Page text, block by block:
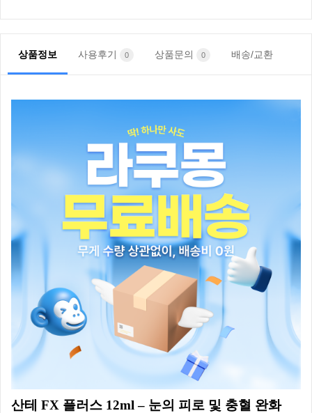
상품정보 사용후기 0 상품문의 0 배송/교환
산테 FX 플러스 12ml – 눈의 피로 및 충혈 완화